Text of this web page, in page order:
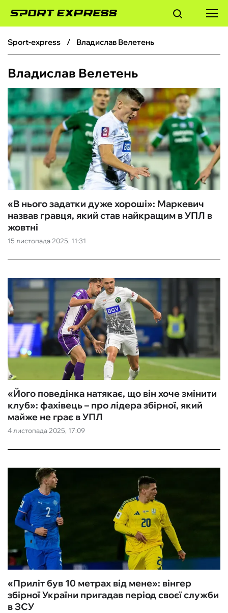
ФУТБОЛ
БАСКЕТБОЛ
БОКС
ХОКЕЙ
ТЕНІС
КІБЕРСПОРТ
ЧС-2026
ФУТЗАЛ
ІНШІ
БУКМЕКЕРИ
sport-express Владислав Велетень
Владислав Велетень
15 листопада 2025, 11:31
«В нього задатки дуже хороші»: Маркевич
назвав гравця, який став найкращим в УПЛ в
жовтні
4 листопада 2025, 17:09
«Його поведінка натякає, що він хоче змінити
клуб»: фахівець – про лідера збірної, який
майже не грає в УПЛ
«Приліт був 10 метрах від мене»: вінгер
збірної України пригадав період своєї служби
в ЗСУ